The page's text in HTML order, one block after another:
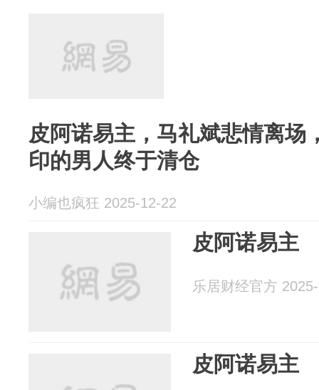
皮阿诺易主，马礼斌悲情离场
印的男人终于清仓
小编也疯狂 2025-12-22
皮阿诺易主
乐居财经官方
皮阿诺易主